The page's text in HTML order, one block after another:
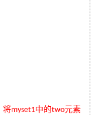
将myset1中的two元素